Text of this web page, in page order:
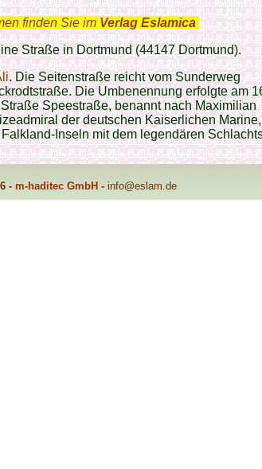
finden Sie im Verlag Eslamica
Straße in Dortmund (44147 Dortmund).
. Die Seitenstraße reicht vom Sunderweg
Die Umbenennung erfolgte am
Speestraße, benannt nach Maximilian
der deutschen Kaiserlichen
Inseln mit dem legendären
- m-haditec GmbH - info@eslam.de